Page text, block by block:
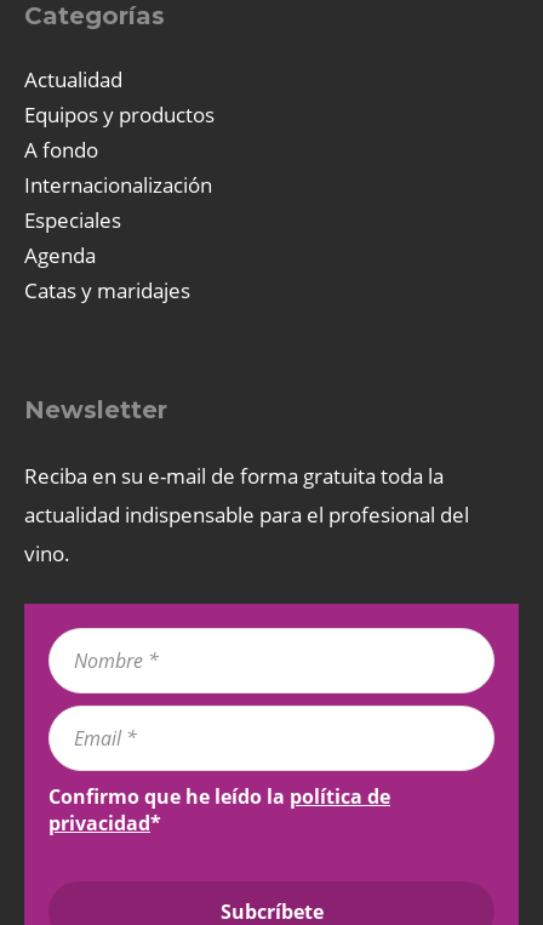
Categorías
Actualidad
Equipos y productos
A fondo
Internacionalización
Especiales
Agenda
Catas y maridajes
Newsletter
Reciba en su e-mail de forma gratuita toda la
actualidad indispensable para el profesional del
vino.
Confirmo que he leído la política de
privacidad*